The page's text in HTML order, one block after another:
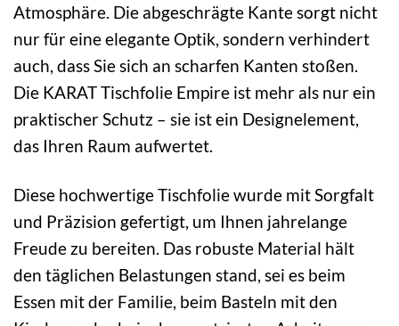
Atmosphäre. Die abgeschrägte Kante sorgt nicht
nur für eine elegante Optik, sondern verhindert
auch, dass Sie sich an scharfen Kanten stoßen.
Die KARAT Tischfolie Empire ist mehr als nur ein
praktischer Schutz – sie ist ein Designelement,
das Ihren Raum aufwertet.
Diese hochwertige Tischfolie wurde mit Sorgfalt
und Präzision gefertigt, um Ihnen jahrelange
Freude zu bereiten. Das robuste Material hält
den täglichen Belastungen stand, sei es beim
Essen mit der Familie, beim Basteln mit den